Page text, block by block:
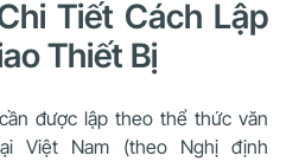
Tiết Cách Lập
Thiết Bị
được lập theo thể thức văn
Việt Nam (theo Nghị định